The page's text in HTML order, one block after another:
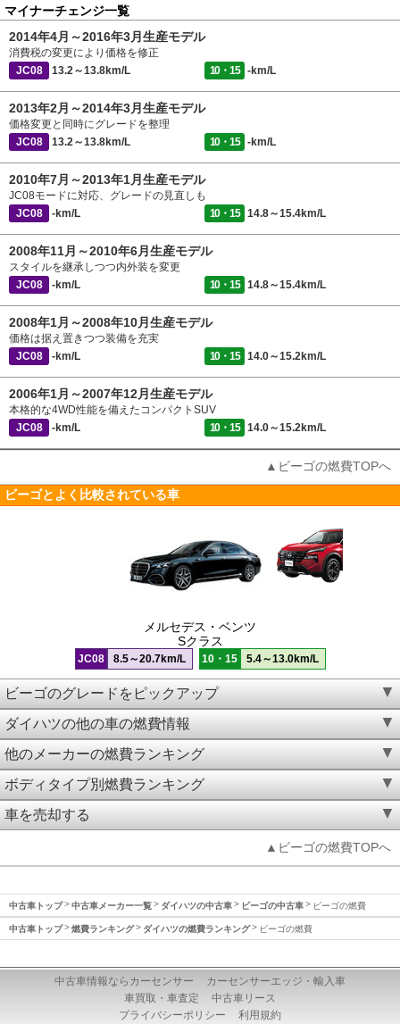
マイナーチェンジ一覧
2014年4月～2016年3月生産モデル
消費税の変更により価格を修正
JC08
13.2～13.8km/L 10・15 -km/L
2013年2月～2014年3月生産モデル
価格変更と同時にグレードを整理
JC08
13.2～13.8km/L 10・15 -km/L
2010年7月～2013年1月生産モデル
JC08モードに対応、グレードの見直しも
JC08
-km/L 10・15 14.8～15.4km/L
2008年11月～2010年6月生産モデル
スタイルを継承しつつ内外装を変更
JC08
-km/L 10・15 14.8～15.4km/L
2008年1月～2008年10月生産モデル
価格は据え置きつつ装備を充実
JC08
-km/L 10・15 14.0～15.2km/L
2006年1月～2007年12月生産モデル
本格的な4WD性能を備えたコンパクトSUV
JC08
-km/L 10・15 14.0～15.2km/L
▲ビーゴの燃費TOPへ
ビーゴとよく比較されている車
メルセデス・ベンツ
Sクラス
JC08 8.5～20.7km/L 10・15 5.4～13.0km/L
ビーゴのグレードをピックアップ
ダイハツの他の車の燃費情報
他のメーカーの燃費ランキング
ボディタイプ別燃費ランキング
車を売却する
▲ビーゴの燃費TOPへ
中古車トップ 中古車メーカー一覧 ダイハツの中古車 ビーゴの中古車 ビーゴの燃費
中古車トップ 燃費ランキング ダイハツの燃費ランキング ビーゴの燃費
中古車情報ならカーセンサー
カーセンサーエッジ・輸入車
車買取・車査定
中古車リース
プライバシーポリシー
利用規約